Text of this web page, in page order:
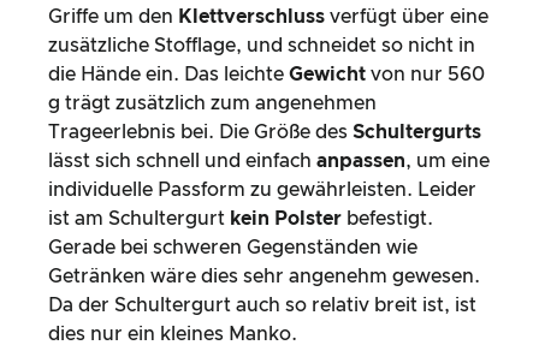
Griffe um den Klettverschluss verfügt über eine
zusätzliche Stofflage, und schneidet so nicht in
die Hände ein. Das leichte Gewicht von nur 560
g trägt zusätzlich zum angenehmen
Trageerlebnis bei. Die Größe des Schultergurts
lässt sich schnell und einfach anpassen, um eine
individuelle Passform zu gewährleisten. Leider
ist am Schultergurt kein Polster befestigt.
Gerade bei schweren Gegenständen wie
Getränken wäre dies sehr angenehm gewesen.
Da der Schultergurt auch so relativ breit ist, ist
dies nur ein kleines Manko.